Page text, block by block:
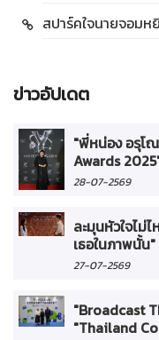
สปาร์คใจนายจอมห
ข่าวอัปเดต
"พี่หน่อง อรุโ
Awards
28-07-2569
ละมุนหัวใจไม่
เธอในภาพนั้น
27-07-2569
"Broadcast
"Thailand